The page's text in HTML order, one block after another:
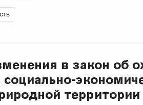
в закон об
территории